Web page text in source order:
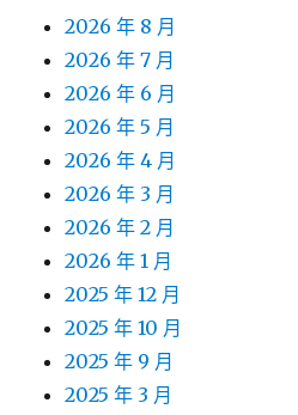
2026 年 8 月
2026 年 7 月
2026 年 6 月
2026 年 5 月
2026 年 4 月
2026 年 3 月
2026 年 2 月
2026 年 1 月
2025 年 12 月
2025 年 10 月
2025 年 9 月
2025 年 3 月